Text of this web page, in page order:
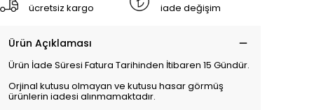
ücretsiz kargo
iade değişim
Ürün Açıklaması
Ürün İade Süresi Fatura Tarihinden İtibaren 15 Gündür.
Orjinal kutusu olmayan ve kutusu hasar görmüş
ürünlerin iadesi alınmamaktadır.